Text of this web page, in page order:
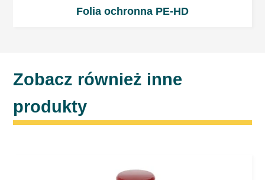
Folia ochronna PE-HD
Zobacz również inne
produkty